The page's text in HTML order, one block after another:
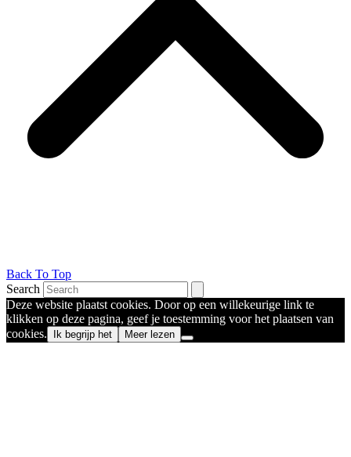
Back To Top
Search
Deze website plaatst cookies. Door op een willekeurige link te
klikken op deze pagina, geef je toestemming voor het plaatsen van
cookies.
Ik begrijp het Meer lezen